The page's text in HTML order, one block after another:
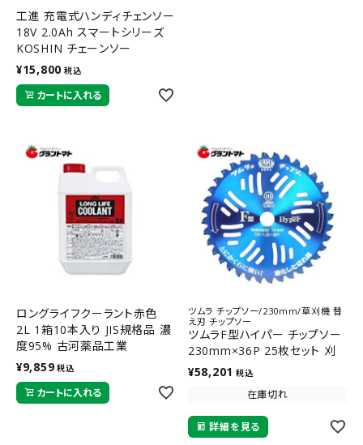
工進 充電式ハンディチェンソー
18V 2.0Ah スマートシリーズ
KOSHIN チェーンソー
¥15,800 税込
カートに入れる
ロングライフクーラント赤色
2L 1箱10本入り JIS規格品 濃
度95% 古河薬品工業
¥9,859 税込
カートに入れる
ツムラ チップソー/230mm/草刈機 替
え刃 チップソー
ツムラF型ハイパー チップソー
230mm×36P 25枚セット 刈
払機用替刃 津村
¥58,201 税込
在庫切れ
詳細を見る